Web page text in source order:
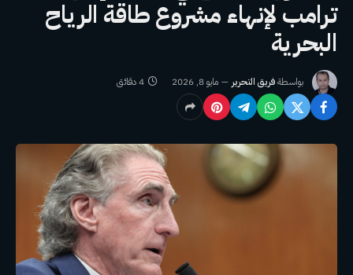
ترامب لإنهاء مشروع طاقة الرياح
البحرية
بواسطةفريق التحرير مايو 8, 2026 4 دقائق